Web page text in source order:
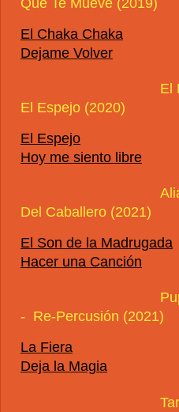
El Chaka Chaka
Dejame Volver
El
El Espejo (2020)
El Espejo
Hoy me siento libre
Del Caballero (2021)
El Son de la Madrugada
Hacer una Canción
- Re-Percusión (2021)
La Fiera
Deja la Magia